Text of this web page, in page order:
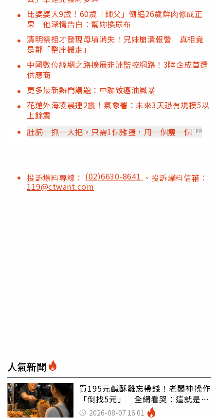
比婆婆大9歲！60歲「師父」倒追26歲鮮肉修成正
果 他深情告白：幫妳換尿布
清明祭祖才發現母墳消失！兄妹崩潰報警 真相竟
是鄰「整座搬走」
中國數位絲綢之路擴展非洲監控網路！3陸企成首選
供應商
更多最新熱門議題：中聯致癌油風暴
花蓮外海凌晨連2震！氣象署：未來3天恐有規模5以
上餘震
肚腩一抓一大把，只需1個雞蛋，用一個瘦一個 PR
投訴爆料專線： (02)6630-8641 、投訴爆料信箱：
119@ctwant.com
人氣新聞
買195元鹹酥雞忘帶錢！老闆神操作
「倒找5元」 全網看哭：這就是台
灣 2026-08-07 16:01